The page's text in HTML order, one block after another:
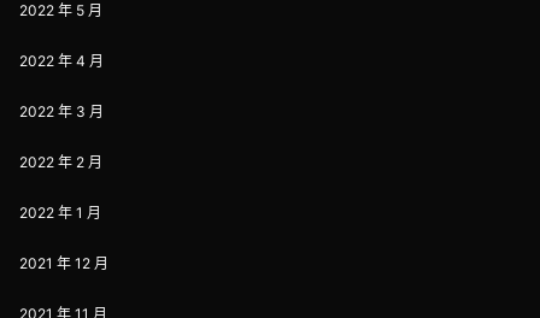
2022 年 5 月
2022 年 4 月
2022 年 3 月
2022 年 2 月
2022 年 1 月
2021 年 12 月
2021 年 11 月